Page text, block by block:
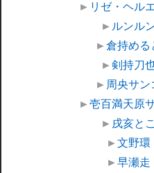
► リゼ・ヘル
► ルンル
►倉持める
►剣持刀
► 周央サン
►壱百満天原
► 戌亥とこ
►文野環
►早瀬走